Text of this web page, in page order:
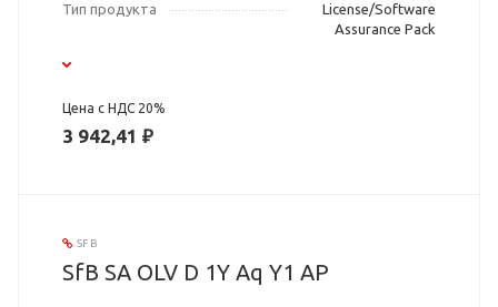
Тип продукта
License/Software
Assurance Pack
Цена с НДС 20%
3 942,41 ₽
SFB
SfB SA OLV D 1Y Aq Y1 AP